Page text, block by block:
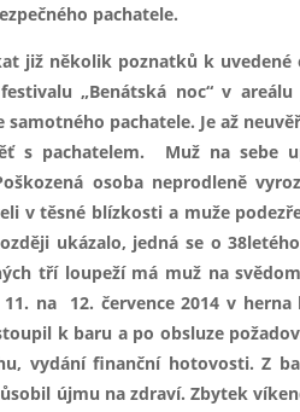
pachatele.
již několik poznatků k uvedené
„Benátská noc“ v areálu
pachatele. Je až
s pachatelem. Muž na sebe
osoba neprodleně
v těsné blízkosti a muže
ukázalo, jedná se o
tří loupeží má muž na
na 12. července 2014 v herna
k baru a po obsluze
vydání finanční hotovosti. Z
újmu na zdraví. Zbytek